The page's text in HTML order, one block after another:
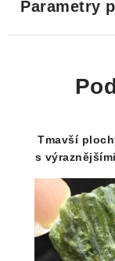
Parametry
Tmavší
s